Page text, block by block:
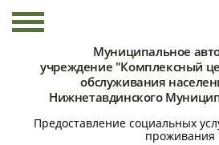
Муниципальное
учреждение "Комплексный
обслуживания
Нижнетавдинского
Предоставление социальных
проживания